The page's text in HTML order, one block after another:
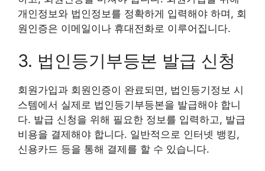
개인정보와 법인정보를 정확하게 입력해야 하며, 회
원인증은 이메일이나 휴대전화로 이루어집니다.
3. 법인등기부등본 발급 신청
회원가입과 회원인증이 완료되면, 법인등기정보 시
스템에서 실제로 법인등기부등본을 발급해야 합니
다. 발급 신청을 위해 필요한 정보를 입력하고, 발급
비용을 결제해야 합니다. 일반적으로 인터넷 뱅킹,
신용카드 등을 통해 결제를 할 수 있습니다.